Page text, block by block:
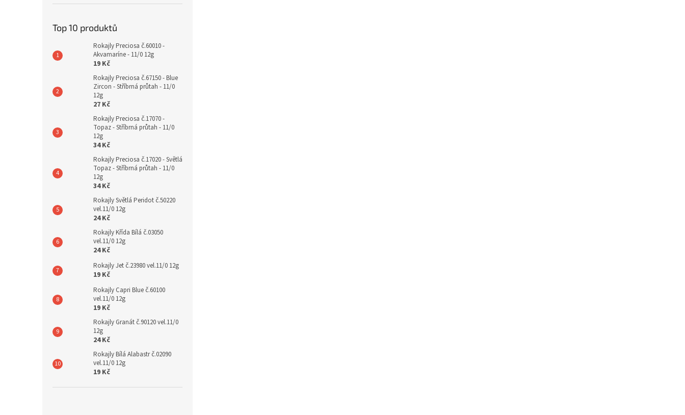
Top 10 produktů
Rokajly Preciosa č.60010 -
Akvamaríne - 11/0 12g
19 Kč
Rokajly Preciosa č.67150 - Blue
Zircon - Stříbrná průtah - 11/0
12g
27 Kč
Rokajly Preciosa č.17070 -
Topaz - Stříbrná průtah - 11/0
12g
34 Kč
Rokajly Preciosa č.17020 - Světlá
Topaz - Stříbrná průtah - 11/0
12g
34 Kč
Rokajly Světlá Peridot č.50220
vel.11/0 12g
24 Kč
Rokajly Křída Bílá č.03050
vel.11/0 12g
24 Kč
Rokajly Jet č.23980 vel.11/0 12g
19 Kč
Rokajly Capri Blue č.60100
vel.11/0 12g
19 Kč
Rokajly Granát č.90120 vel.11/0
12g
24 Kč
Rokajly Bílá Alabastr č.02090
vel.11/0 12g
19 Kč